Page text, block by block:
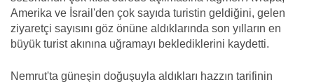
Amerika ve İsrail'den çok sayıda turistin geldiğini, gelen
ziyaretçi sayısını göz önüne aldıklarında son yılların en
büyük turist akınına uğramayı beklediklerini kaydetti.
Nemrut'ta güneşin doğuşuyla aldıkları hazzın tarifinin